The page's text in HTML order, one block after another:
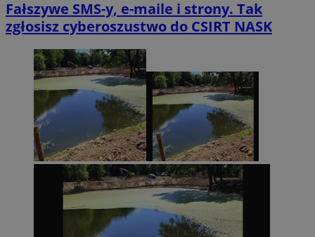
Fałszywe SMS-y, e-maile i strony. Tak
zgłosisz cyberoszustwo do CSIRT NASK